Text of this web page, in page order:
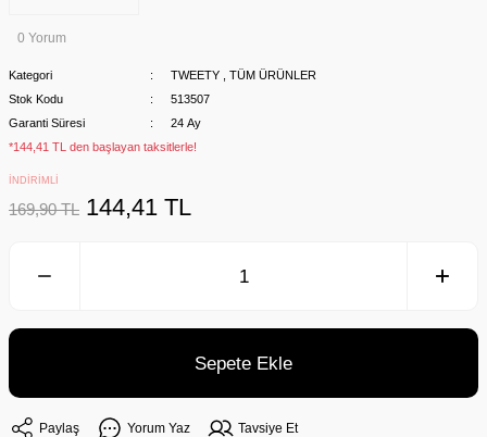
0 Yorum
Kategori TWEETY
TÜM ÜRÜNLER
Stok Kodu
513507
Garanti Süresi
24 Ay
*144,41 TL den başlayan taksitlerle!
İNDİRİMLİ
169,90 TL 144,41 TL
Sepete Ekle
Paylaş Yorum Yaz Tavsiye Et